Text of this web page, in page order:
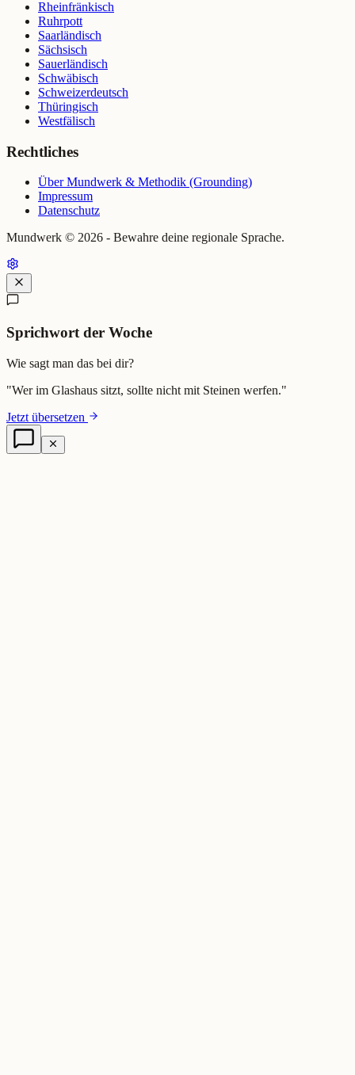
Rheinfränkisch
Ruhrpott
Saarländisch
Sächsisch
Sauerländisch
Schwäbisch
Schweizerdeutsch
Thüringisch
Westfälisch
Rechtliches
Über Mundwerk & Methodik (Grounding)
Impressum
Datenschutz
Mundwerk © 2026 - Bewahre deine regionale Sprache.
Sprichwort der Woche
Wie sagt man das bei dir?
"Wer im Glashaus sitzt, sollte nicht mit Steinen werfen."
Jetzt übersetzen